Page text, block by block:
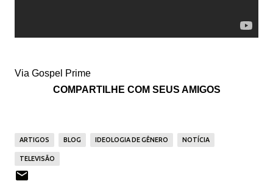
Via Gospel Prime
COMPARTILHE COM SEUS AMIGOS
ARTIGOS BLOG IDEOLOGIA DE GÊNERO NOTÍCIA
TELEVISÃO